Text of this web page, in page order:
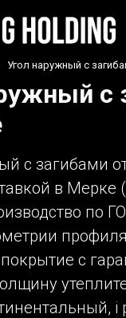
› Угол наружный с
с
с загибами
в
по
с
i